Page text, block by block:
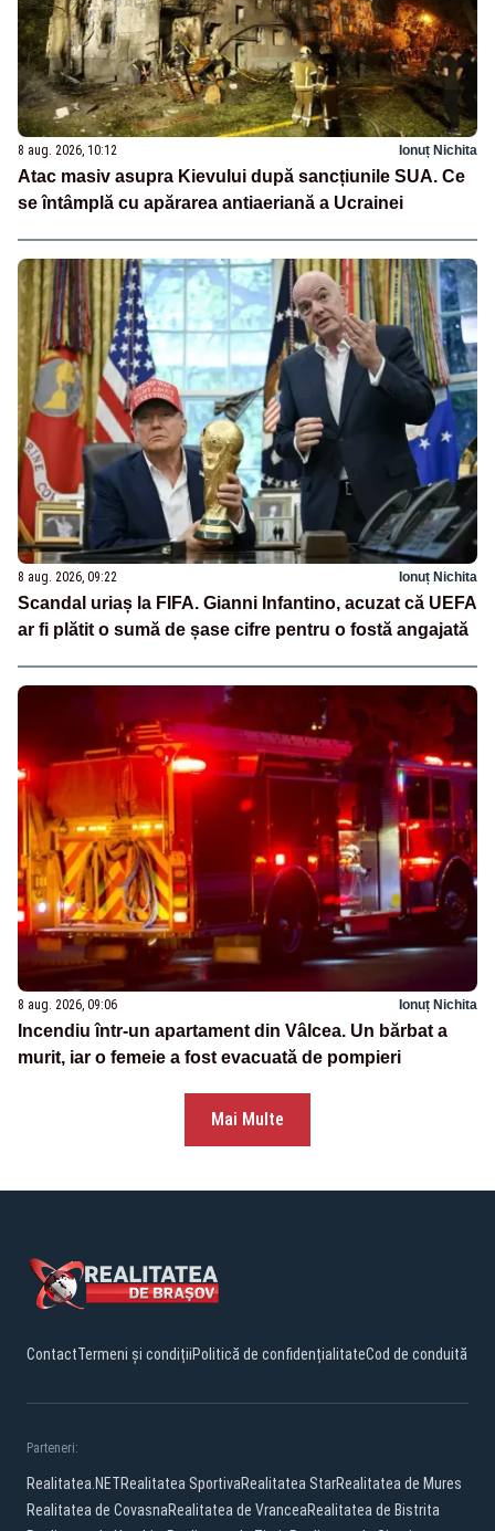
8 aug. 2026, 10:12 Ionuț Nichita
Atac masiv asupra Kievului după sancțiunile SUA. Ce
se întâmplă cu apărarea antiaeriană a Ucrainei
8 aug. 2026, 09:22 Ionuț Nichita
Scandal uriaș la FIFA. Gianni Infantino, acuzat că UEFA
ar fi plătit o sumă de șase cifre pentru o fostă angajată
8 aug. 2026, 09:06 Ionuț Nichita
Incendiu într-un apartament din Vâlcea. Un bărbat a
murit, iar o femeie a fost evacuată de pompieri
Mai Multe
ContactTermeni și condițiiPolitică de confidențialitateCod de conduită
Parteneri:
Realitatea.NETRealitatea SportivaRealitatea StarRealitatea de Mures
Realitatea de CovasnaRealitatea de VranceaRealitatea de Bistrita